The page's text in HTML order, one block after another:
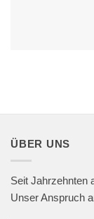
ÜBER UNS
Seit Jahrzehnten
Unser Anspruch